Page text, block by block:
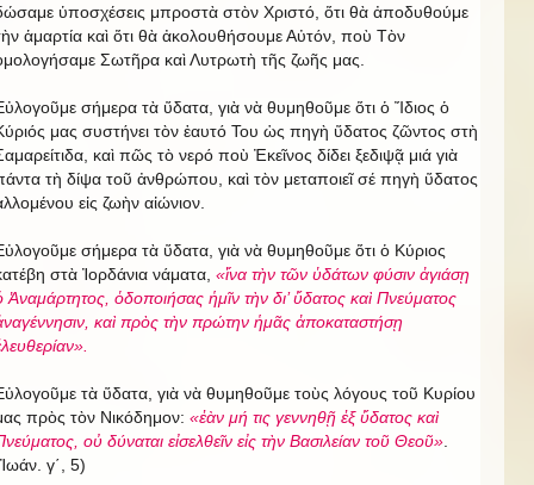
ὑποσχέσεις μπροστὰ στὸν Χριστό, ὅτι θὰ ἀποδυθούμε
ἁμαρτία καὶ ὅτι θὰ ἀκολουθήσουμε Αὐτόν, ποὺ Τὸν
Σωτῆρα καὶ Λυτρωτὴ τῆς ζωῆς μας.
σήμερα τὰ ὕδατα, γιὰ νὰ θυμηθοῦμε ὅτι ὁ Ἴδιος ὁ
μας συστήνει τὸν ἑαυτό Του ὡς πηγὴ ὕδατος ζῶντος στὴ
καὶ πῶς τὸ νερό ποὺ Ἐκεῖνος δίδει ξεδιψᾷ μιά γιὰ
τὴ δίψα τοῦ ἀνθρώπου, καὶ τὸν μεταποιεῖ σέ πηγὴ ὕδατος
εἰς ζωὴν αἰώνιον.
σήμερα τὰ ὕδατα, γιὰ νὰ θυμηθοῦμε ὅτι ὁ Κύριος
στὰ Ἰορδάνια νάματα, «ἵνα τὴν τῶν ὑδάτων φύσιν ἀγιάσῃ
Ἀναμάρτητος, ὁδοποιήσας ἡμῖν τὴν δι’ ὕδατος καὶ Πνεύματος
καὶ πρὸς τὴν πρώτην ἡμᾶς ἀποκαταστήσῃ
τὰ ὕδατα, γιὰ νὰ θυμηθοῦμε τοὺς λόγους τοῦ Κυρίου
πρὸς τὸν Νικόδημον: «ἐὰν μή τις γεννηθῇ ἐξ ὕδατος καὶ
οὐ δύναται εἰσελθεῖν εἰς τὴν Βασιλείαν τοῦ Θεοῦ»
γ΄, 5)